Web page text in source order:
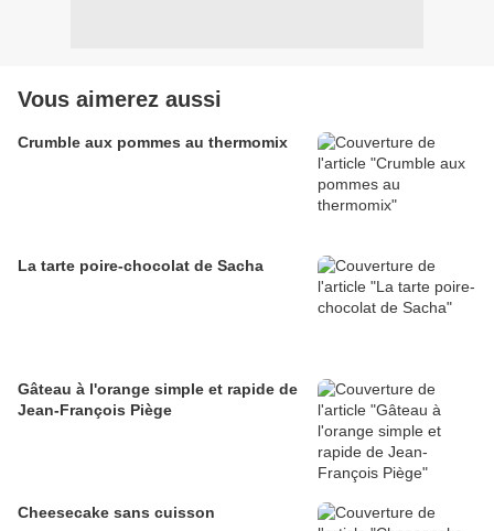
Vous aimerez aussi
Crumble aux pommes au thermomix
La tarte poire-chocolat de Sacha
Gâteau à l'orange simple et rapide de
Jean-François Piège
Cheesecake sans cuisson